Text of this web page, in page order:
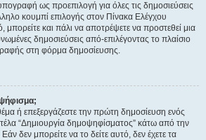
ως προεπιλογή για όλες τις δημοσιεύσεις
κουμπί επιλογής στον Πίνακα Ελέγχου
μπορείτε και πάλι να αποτρέψετε να προστεθεί μια
δημοσιεύσεις από-επιλέγοντας το πλαίσιο
στη φόρμα δημοσίευσης.
ή επεξεργάζεστε την πρώτη δημοσίευση ενός
“Δημιουργία δημοψηφίσματος” κάτω από την
δεν μπορείτε να το δείτε αυτό, δεν έχετε τα